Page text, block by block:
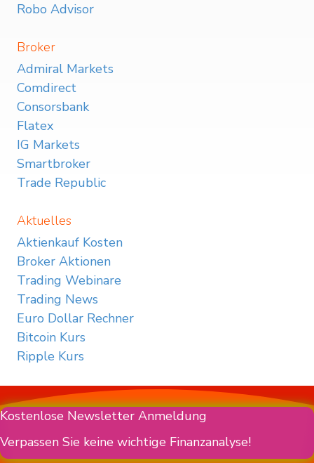
Robo Advisor
Broker
Admiral Markets
Comdirect
Consorsbank
Flatex
IG Markets
Smartbroker
Trade Republic
Aktuelles
Aktienkauf Kosten
Broker Aktionen
Trading Webinare
Trading News
Euro Dollar Rechner
Bitcoin Kurs
Ripple Kurs
Kostenlose Newsletter Anmeldung
Verpassen Sie keine wichtige Finanzanalyse!